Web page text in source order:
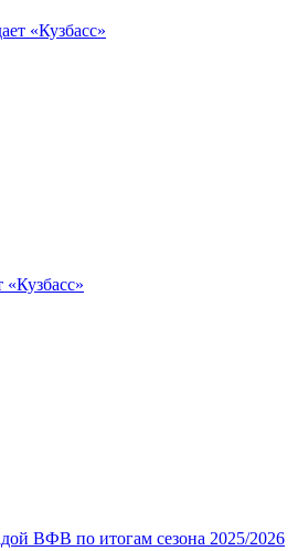
«Кузбасс»
ВФВ по итогам сезона 2025/2026